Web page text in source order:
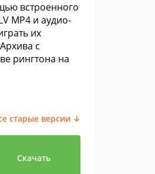
встроенного
MP4 и аудио-
их
с
рингтона на
старые версии ↓
Скачать